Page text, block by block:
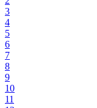
3
4
5
6
7
8
9
10
11